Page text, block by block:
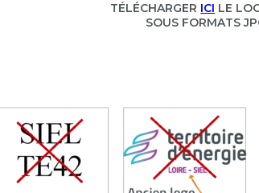
TÉLÉCHARGER ICI LE
SOUS FORMATS